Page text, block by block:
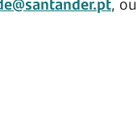
, ou